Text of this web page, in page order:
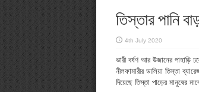
তিস্তার পানি
4th July 2020
ভারী বর্ষণ আর উজানের পাহাড়ি
নীলফামারীর ডালিয়া তিস্তা
দিয়েছে তিস্তা পাড়ের মানুষের